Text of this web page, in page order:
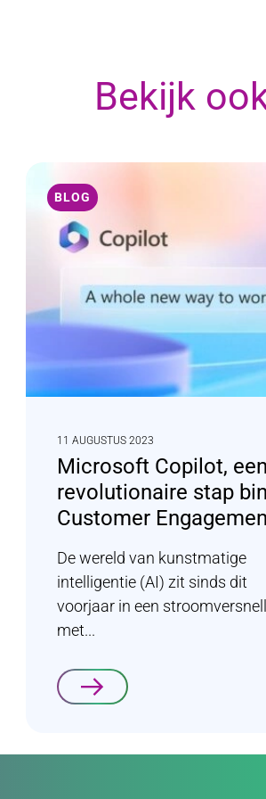
Bekijk
BLOG
11 AUGUSTUS 2023
Microsoft Copilot, een
revolutionaire stap
Customer
De wereld van kunstmatige
intelligentie (AI) zit sinds dit
voorjaar in een
met...
Lees verder